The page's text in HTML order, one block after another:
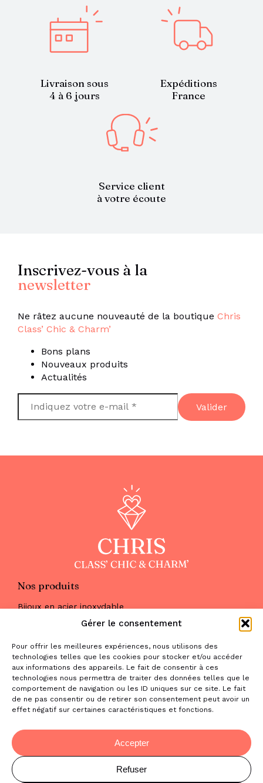
Gérer le consentement
Pour offrir les meilleures expériences, nous utilisons des
technologies telles que les cookies pour stocker et/ou accéder
aux informations des appareils. Le fait de consentir à ces
technologies nous permettra de traiter des données telles que le
comportement de navigation ou les ID uniques sur ce site. Le fait
de ne pas consentir ou de retirer son consentement peut avoir un
effet négatif sur certaines caractéristiques et fonctions.
Accepter
Refuser
Livraison sous
4 à 6 jours
Expéditions
France
Service client
à votre écoute
Inscrivez-vous à la
newsletter
Ne râtez aucune nouveauté de la boutique Chris
Class’ Chic & Charm’
Bons plans
Nouveaux produits
Actualités
Nos produits
Bijoux en acier inoxydable
Maquillage
Parfums
Nous trouver
& nous contacter
2 place de la Liberté
31470 Saint-Lys
06 52 05 69 65